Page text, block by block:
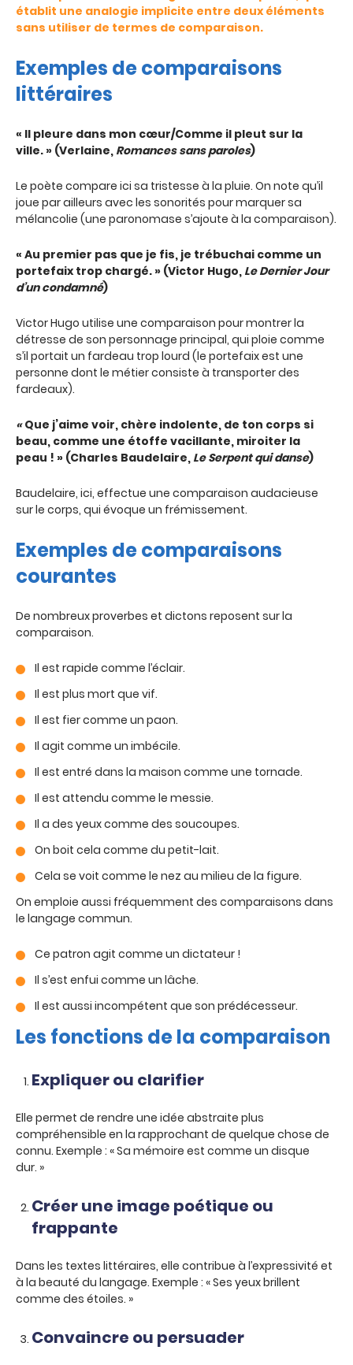
établit une analogie implicite entre deux éléments
sans utiliser de termes de comparaison.
Exemples de comparaisons
littéraires
« Il pleure dans mon cœur/Comme il pleut sur la
ville. » (Verlaine, Romances sans paroles)
Le poète compare ici sa tristesse à la pluie. On note qu’il
joue par ailleurs avec les sonorités pour marquer sa
mélancolie (une paronomase s’ajoute à la comparaison).
« Au premier pas que je fis, je trébuchai comme un
portefaix trop chargé. » (Victor Hugo, Le Dernier Jour
d’un condamné)
Victor Hugo utilise une comparaison pour montrer la
détresse de son personnage principal, qui ploie comme
s’il portait un fardeau trop lourd (le portefaix est une
personne dont le métier consiste à transporter des
fardeaux).
«Que j’aime voir, chère indolente, de ton corps si
beau, comme une étoffe vacillante, miroiter la
peau ! » (Charles Baudelaire, Le Serpent qui danse)
Baudelaire, ici, effectue une comparaison audacieuse
sur le corps, qui évoque un frémissement.
Exemples de comparaisons
courantes
De nombreux proverbes et dictons reposent sur la
comparaison.
Il est rapide comme l’éclair.
Il est plus mort que vif.
Il est fier comme un paon.
Il agit comme un imbécile.
Il est entré dans la maison comme une tornade.
Il est attendu comme le messie.
Il a des yeux comme des soucoupes.
On boit cela comme du petit-lait.
Cela se voit comme le nez au milieu de la figure.
On emploie aussi fréquemment des comparaisons dans
le langage commun.
Ce patron agit comme un dictateur !
Il s’est enfui comme un lâche.
Il est aussi incompétent que son prédécesseur.
Les fonctions de la comparaison
Expliquer ou clarifier
Elle permet de rendre une idée abstraite plus
compréhensible en la rapprochant de quelque chose de
connu. Exemple : « Sa mémoire est comme un disque
dur. »
Créer une image poétique ou
frappante
Dans les textes littéraires, elle contribue à l’expressivité et
à la beauté du langage. Exemple : « Ses yeux brillent
comme des étoiles. »
Convaincre ou persuader